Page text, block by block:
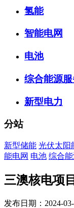
氢能
智能电网
电池
综合能源
新型电力
分站
新型储能 光伏太阳
能电网 电池 综合
三澳核电项
发布日期：2024-03-